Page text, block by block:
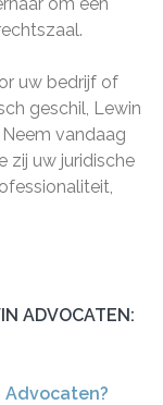
uw bedrijf of
geschil, Lewin
vandaag
zij uw juridische
ADVOCATEN:
Advocaten?